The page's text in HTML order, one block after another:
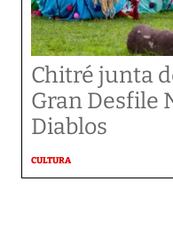
Chitré junta
Gran Desfile
Diablos
CULTURA